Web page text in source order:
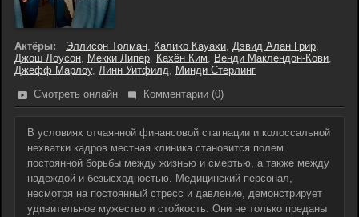
Актёры: Эллисон Толман, Калико Кауахи, Дэвид Алан Грир,
Джош Лоусон, Мекки Липер, Кахён Ким, Венди Маклендон-Кови,
Джефф Марлоу, Линн Уитфилд, Минди Стерлинг
Смотреть онлайн
Комментарии (0)
В условиях отчаянной финансовой стагнации и колоссальной
нехватки кадров местная клиника становится полем
постоянной борьбы между жизнью и смертью, а также между
надеждой и безысходностью. Медицинский персонал,
несмотря на постоянный стресс и давление, демонстрирует
удивительное мужество и стойкость. Они не только преданы